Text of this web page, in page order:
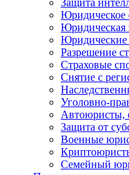
Защита
Юридическое
Юридическая
Юридические
Разрешение
Страховые
Снятие с
Уголовно-
Автоюристы,
Защита от
Военные
Семейный